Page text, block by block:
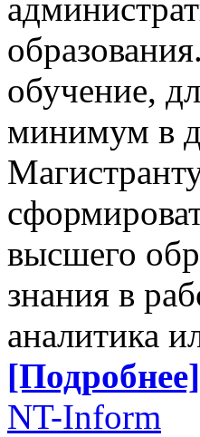
обучение,
минимум в
высшего
знания в
аналитика
[Подробнее]
NT-Inform